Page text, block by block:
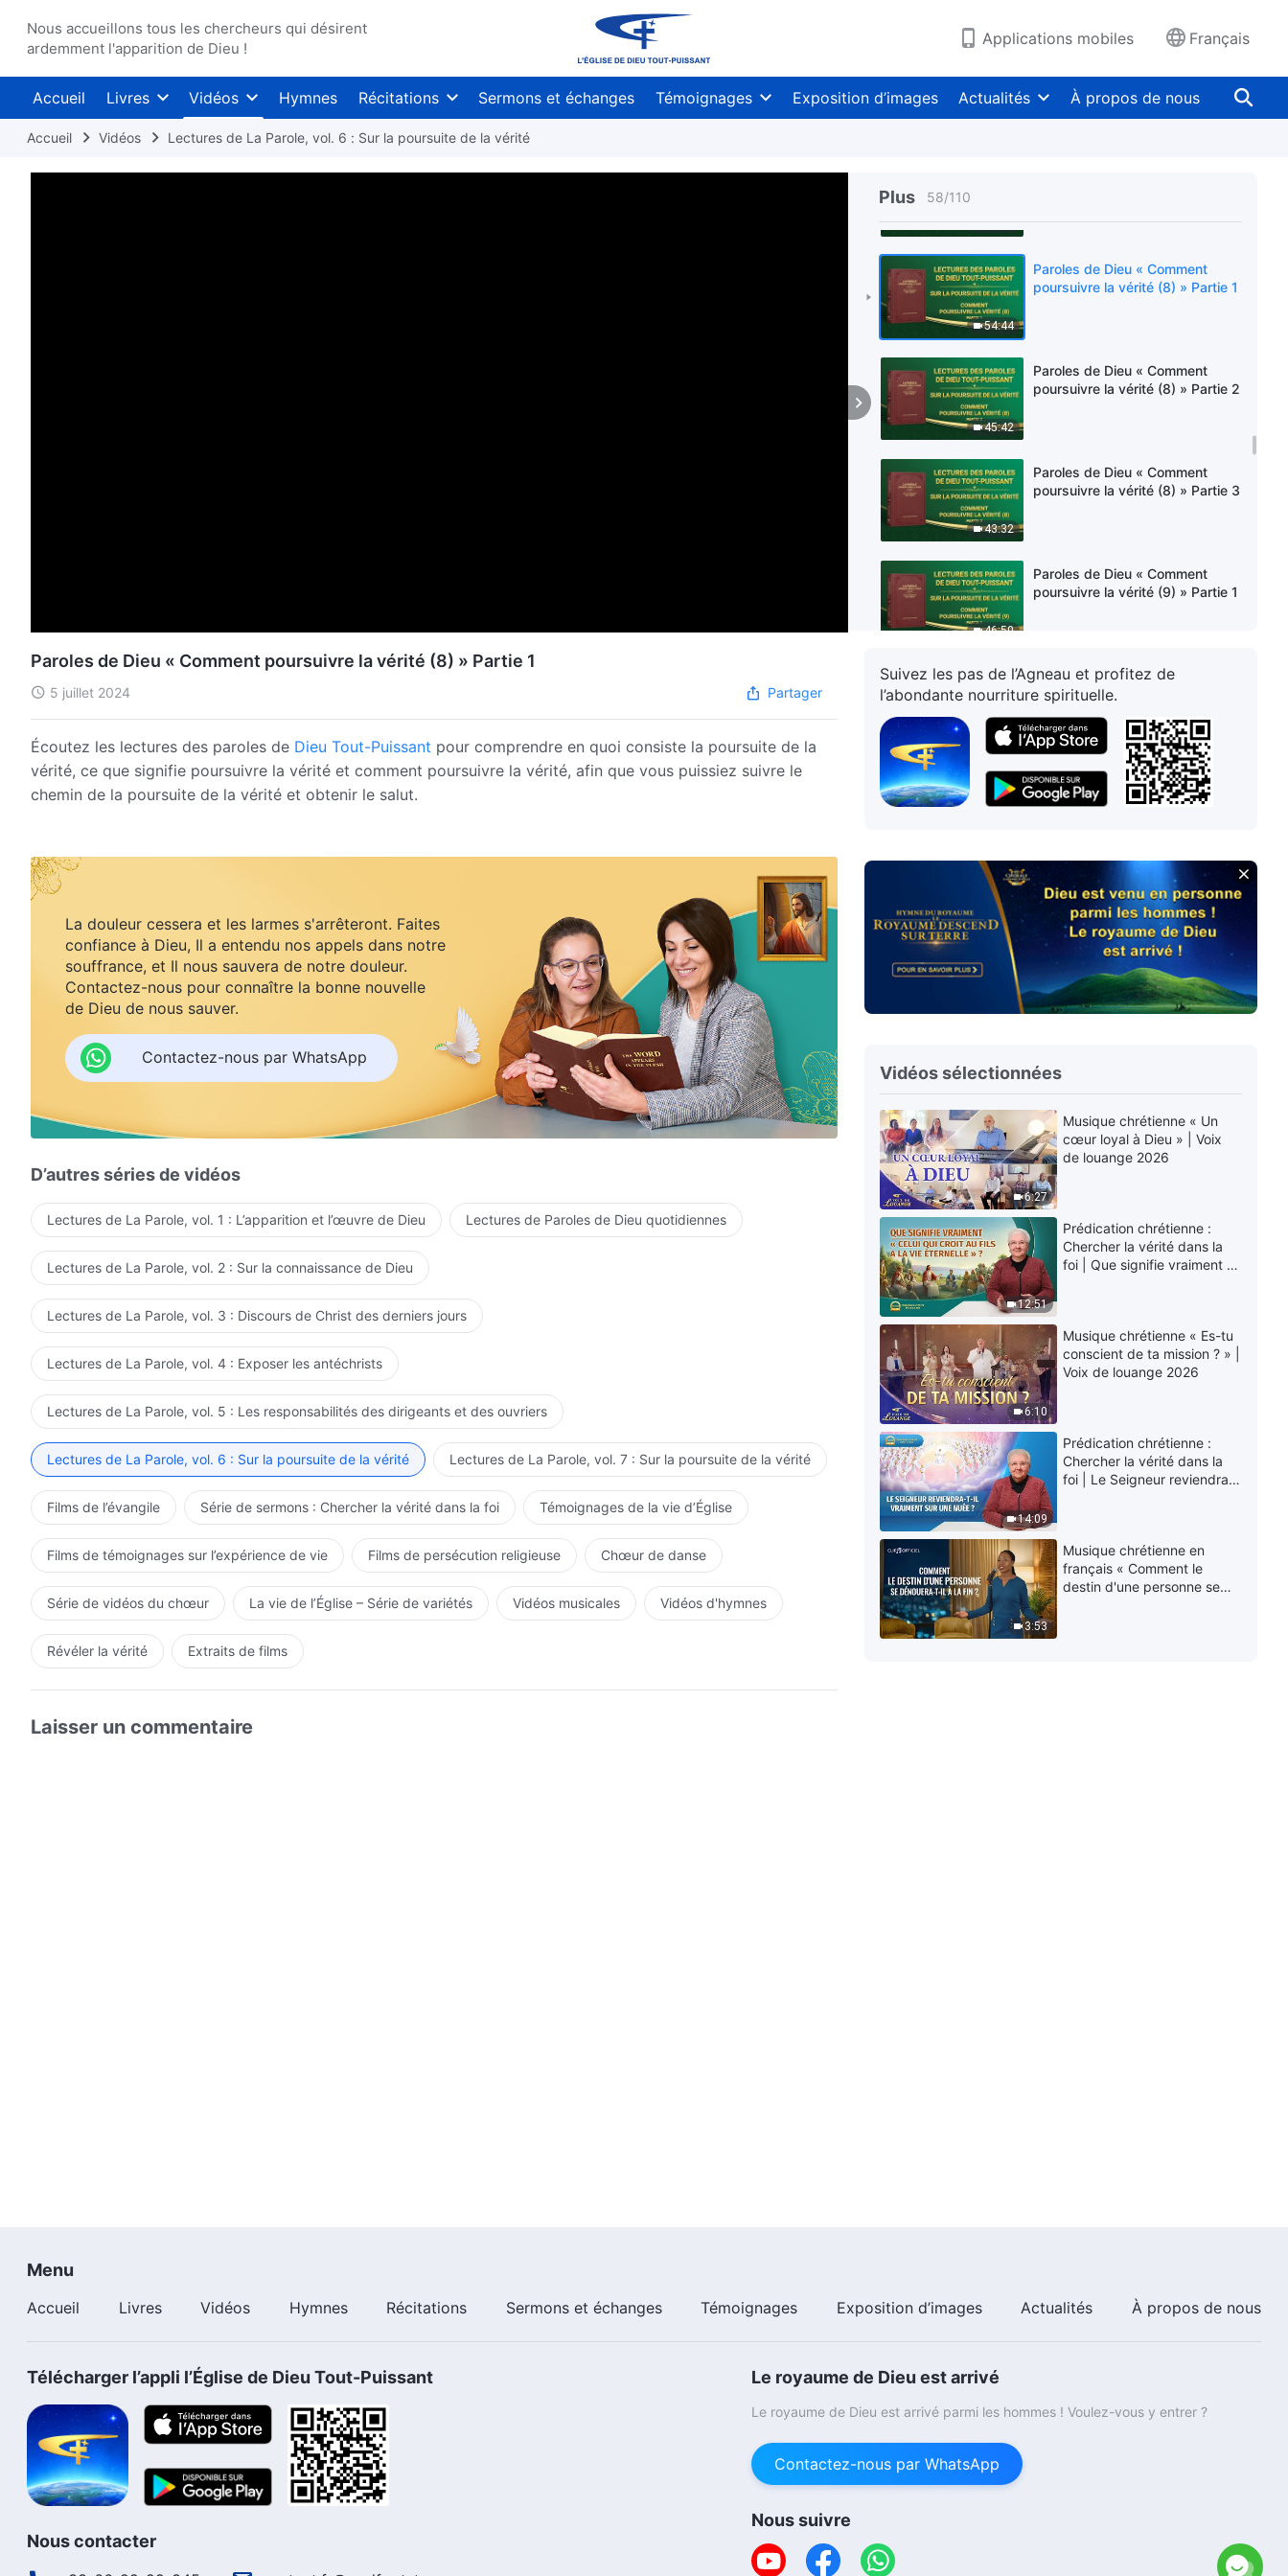
Nous accueillons tous les chercheurs qui désirent
ardemment l'apparition de Dieu !
Applications mobiles Français
Accueil Livres Vidéos Hymnes Récitations Sermons et échanges Témoignages Exposition d’images Actualités À propos de nous
Accueil Vidéos Lectures de La Parole, vol. 6 : Sur la poursuite de la vérité
Plus 58/110
1:06:38
44:29
54:44
Paroles de Dieu « Comment
poursuivre la vérité (8) » Partie 1
45:42
Paroles de Dieu « Comment
poursuivre la vérité (8) » Partie 2
43:32
Paroles de Dieu « Comment
poursuivre la vérité (8) » Partie 3
46:50
Paroles de Dieu « Comment
poursuivre la vérité (9) » Partie 1
53:26
Paroles de Dieu « Comment
poursuivre la vérité (9) » Partie 2
Paroles de Dieu « Comment
poursuivre la vérité (9) » Partie 3
38:34
Paroles de Dieu « Comment
poursuivre la vérité (9) » Partie 4
Paroles de Dieu « Comment
poursuivre la vérité (10) » Partie
1
45:44
Paroles de Dieu « Comment
2
43:55
Paroles de Dieu « Comment
poursuivre la vérité (10) » Partie
3
33:43
Paroles de Dieu « Comment
poursuivre la vérité (10) » Partie
4
59:20
Paroles de Dieu « Comment
poursuivre la vérité (11) » Partie
1
38:37
Paroles de Dieu « Comment
poursuivre la vérité (11) » Partie
2
Paroles de Dieu « Comment poursuivre la vérité (8) » Partie 1
5 juillet 2024 Partager
Écoutez les lectures des paroles de Dieu Tout-Puissant pour comprendre en quoi consiste la poursuite de la
vérité, ce que signifie poursuivre la vérité et comment poursuivre la vérité, afin que vous puissiez suivre le
chemin de la poursuite de la vérité et obtenir le salut.
La douleur cessera et les larmes s'arrêteront. Faites
confiance à Dieu, Il a entendu nos appels dans notre
souffrance, et Il nous sauvera de notre douleur.
Contactez-nous pour connaître la bonne nouvelle
de Dieu de nous sauver.
Contactez-nous par WhatsApp
D’autres séries de vidéos
Lectures de La Parole, vol. 1 : L’apparition et l’œuvre de Dieu Lectures de Paroles de Dieu quotidiennes
Lectures de La Parole, vol. 2 : Sur la connaissance de Dieu
Lectures de La Parole, vol. 3 : Discours de Christ des derniers jours
Lectures de La Parole, vol. 4 : Exposer les antéchrists
Lectures de La Parole, vol. 5 : Les responsabilités des dirigeants et des ouvriers
Lectures de La Parole, vol. 6 : Sur la poursuite de la vérité Lectures de La Parole, vol. 7 : Sur la poursuite de la vérité
Films de l’évangile Série de sermons : Chercher la vérité dans la foi Témoignages de la vie d’Église
Films de témoignages sur l’expérience de vie Films de persécution religieuse Chœur de danse
Série de vidéos du chœur La vie de l’Église – Série de variétés Vidéos musicales Vidéos d'hymnes
Révéler la vérité Extraits de films
Laisser un commentaire
Suivez les pas de l’Agneau et profitez de
l’abondante nourriture spirituelle.
Vidéos sélectionnées
6:27
Musique chrétienne « Un
cœur loyal à Dieu » | Voix
de louange 2026
12:51
Prédication chrétienne :
Chercher la vérité dans la
foi | Que signifie vraiment «
6:10
Musique chrétienne « Es-tu
conscient de ta mission ? » |
Voix de louange 2026
14:09
Prédication chrétienne :
Chercher la vérité dans la
foi | Le Seigneur reviendra-
3:53
Musique chrétienne en
français « Comment le
destin d'une personne se
Menu
Accueil Livres Vidéos Hymnes Récitations Sermons et échanges Témoignages Exposition d’images Actualités À propos de nous
Télécharger l’appli l’Église de Dieu Tout-Puissant
Nous contacter
Le royaume de Dieu est arrivé
Le royaume de Dieu est arrivé parmi les hommes ! Voulez-vous y entrer ?
Contactez-nous par WhatsApp
Nous suivre